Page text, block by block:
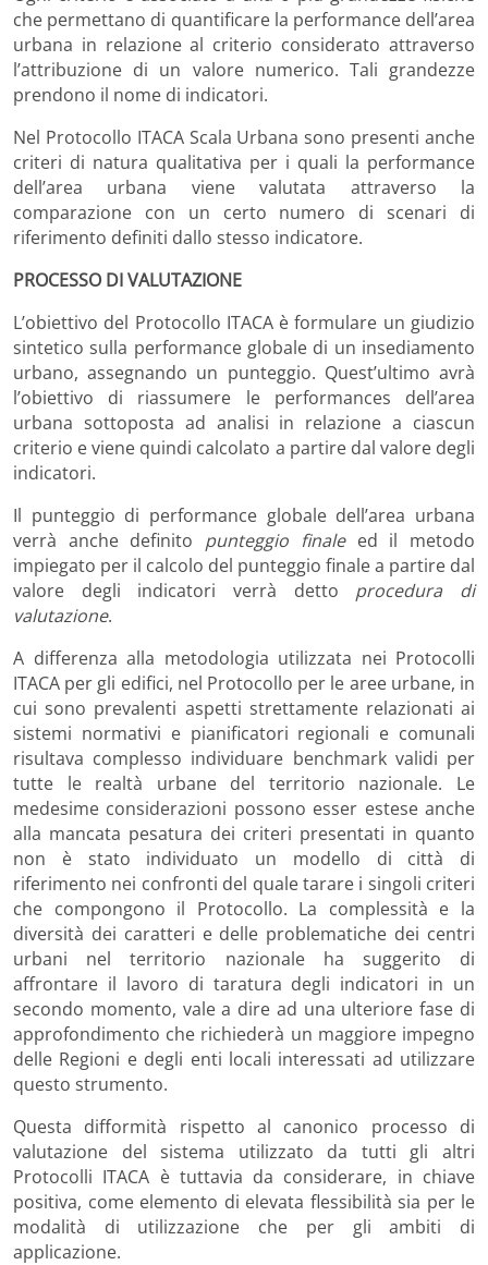
che permettano di quantificare la performance dell’area
urbana in relazione al criterio considerato attraverso
l’attribuzione di un valore numerico. Tali grandezze
prendono il nome di indicatori.
Nel Protocollo ITACA Scala Urbana sono presenti anche
criteri di natura qualitativa per i quali la performance
dell’area urbana viene valutata attraverso la
comparazione con un certo numero di scenari di
riferimento definiti dallo stesso indicatore.
PROCESSO DI VALUTAZIONE
L’obiettivo del Protocollo ITACA è formulare un giudizio
sintetico sulla performance globale di un insediamento
urbano, assegnando un punteggio. Quest’ultimo avrà
l’obiettivo di riassumere le performances dell’area
urbana sottoposta ad analisi in relazione a ciascun
criterio e viene quindi calcolato a partire dal valore degli
indicatori.
Il punteggio di performance globale dell’area urbana
verrà anche definito punteggio finaleed il metodo
impiegato per il calcolo del punteggio finale a partire dal
valore degli indicatori verrà detto procedura di
valutazione.
A differenza alla metodologia utilizzata nei Protocolli
ITACA per gli edifici, nel Protocollo per le aree urbane, in
cui sono prevalenti aspetti strettamente relazionati ai
sistemi normativi e pianificatori regionali e comunali
risultava complesso individuare benchmark validi per
tutte le realtà urbane del territorio nazionale. Le
medesime considerazioni possono esser estese anche
alla mancata pesatura dei criteri presentati in quanto
non è stato individuato un modello di città di
riferimento nei confronti del quale tarare i singoli criteri
che compongono il Protocollo. La complessità e la
diversità dei caratteri e delle problematiche dei centri
urbani nel territorio nazionale ha suggerito di
affrontare il lavoro di taratura degli indicatori in un
secondo momento, vale a dire ad una ulteriore fase di
approfondimento che richiederà un maggiore impegno
delle Regioni e degli enti locali interessati ad utilizzare
questo strumento.
Questa difformità rispetto al canonico processo di
valutazione del sistema utilizzato da tutti gli altri
Protocolli ITACA è tuttavia da considerare, in chiave
positiva, come elemento di elevata flessibilità sia per le
modalità di utilizzazione che per gli ambiti di
applicazione.